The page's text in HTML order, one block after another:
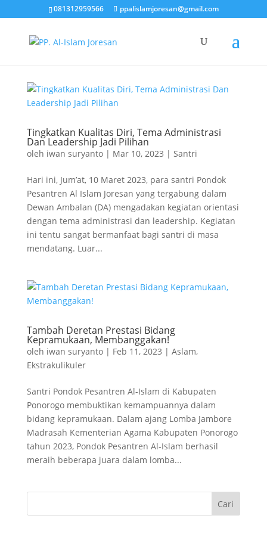
081312959566 ppalislamjoresan@gmail.com
Tingkatkan Kualitas Diri, Tema Administrasi
Dan Leadership Jadi Pilihan
oleh iwan suryanto| Mar 10, 2023 | Santri
Hari ini, Jum’at, 10 Maret 2023, para santri Pondok
Pesantren Al Islam Joresan yang tergabung dalam
Dewan Ambalan (DA) mengadakan kegiatan orientasi
dengan tema administrasi dan leadership. Kegiatan
ini tentu sangat bermanfaat bagi santri di masa
mendatang. Luar...
Tambah Deretan Prestasi Bidang
Kepramukaan, Membanggakan!
oleh iwan suryanto| Feb 11, 2023 | Aslam,
Ekstrakulikuler
Santri Pondok Pesantren Al-Islam di Kabupaten
Ponorogo membuktikan kemampuannya dalam
bidang kepramukaan. Dalam ajang Lomba Jambore
Madrasah Kementerian Agama Kabupaten Ponorogo
tahun 2023, Pondok Pesantren Al-Islam berhasil
meraih beberapa juara dalam lomba...
Cari